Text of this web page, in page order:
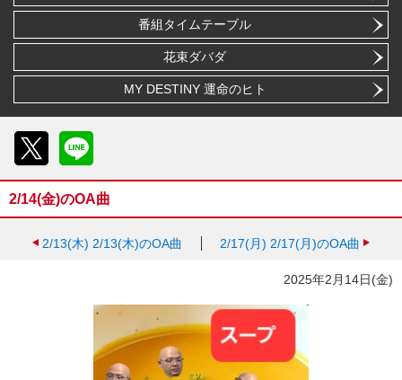
番組タイムテーブル
花束ダバダ
MY DESTINY 運命のヒト
2/14(金)のOA曲
2/13(木) 2/13(木)のOA曲 2/17(月) 2/17(月)のOA曲
2025年2月14日(金)